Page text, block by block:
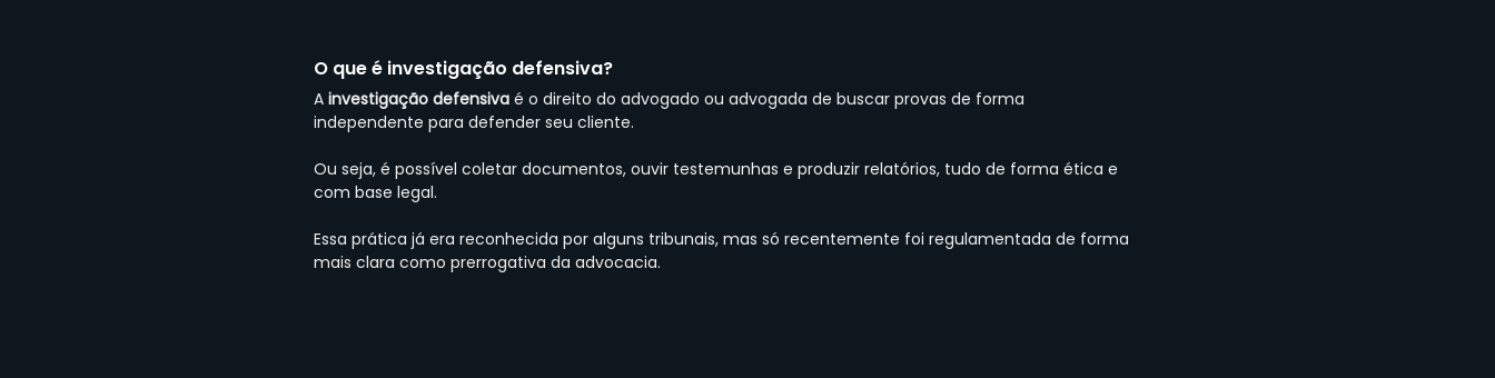
O que é investigação defensiva?
A investigação defensiva é o direito do advogado ou advogada de buscar provas de forma
independente para defender seu cliente.
Ou seja, é possível coletar documentos, ouvir testemunhas e produzir relatórios, tudo de forma ética e
com base legal.
Essa prática já era reconhecida por alguns tribunais, mas só recentemente foi regulamentada de forma
mais clara como prerrogativa da advocacia.